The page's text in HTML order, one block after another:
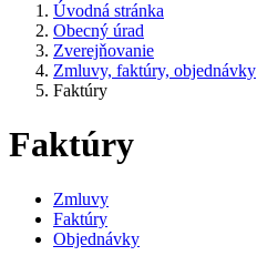
Úvodná stránka
Obecný úrad
Zverejňovanie
Zmluvy, faktúry, objednávky
Faktúry
Faktúry
Zmluvy
Faktúry
Objednávky